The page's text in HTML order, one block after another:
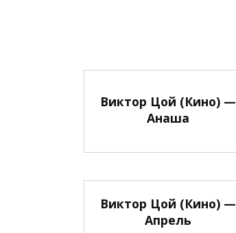
Виктор Цой (Кино) —
Анаша
Виктор Цой (Кино) —
Апрель